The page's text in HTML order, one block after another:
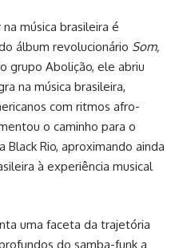
música brasileira é
álbum revolucionário Som,
grupo Abolição, ele abriu
na música brasileira,
com ritmos afro-
o caminho para o
Rio, aproximando ainda
à experiência musical
uma faceta da trajetória
do samba-funk a